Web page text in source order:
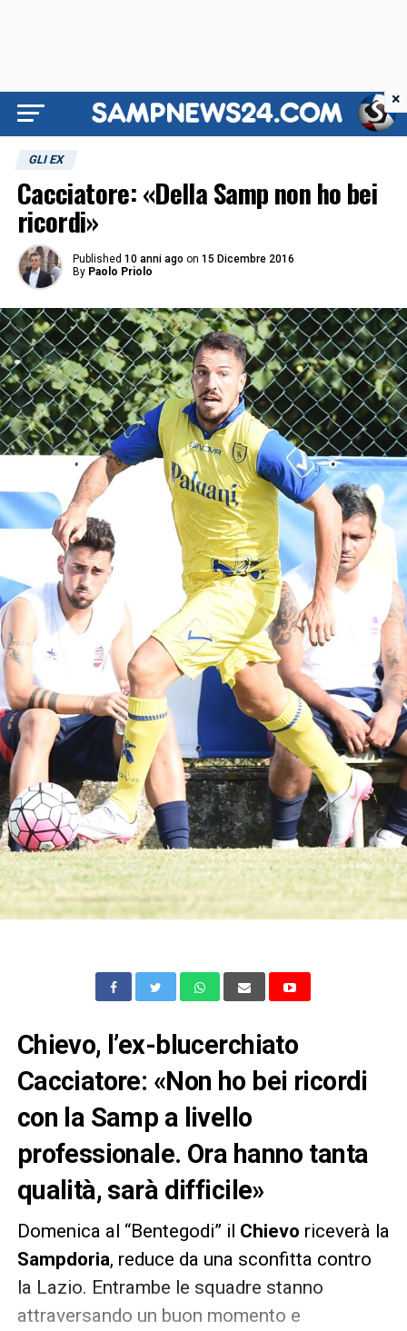
GLI EX
Cacciatore: «Della Samp non ho bei
ricordi»
Published 10 anni ago on 15 Dicembre 2016
By Paolo Priolo
Chievo, l’ex-blucerchiato
Cacciatore: «Non ho bei ricordi
con la Samp a livello
professionale. Ora hanno tanta
qualità, sarà difficile»
Domenica al “Bentegodi” il Chievo riceverà la
Sampdoria, reduce da una sconfitta contro
la Lazio. Entrambe le squadre stanno
attraversando un buon momento e
×